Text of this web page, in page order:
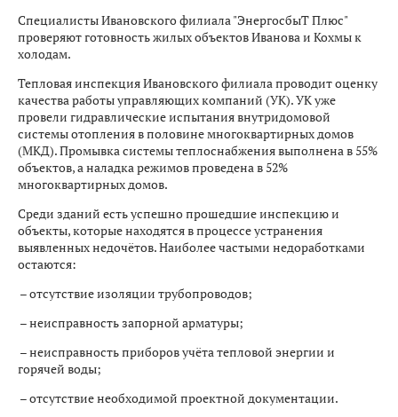
Специалисты Ивановского филиала "ЭнергосбыТ Плюс"
проверяют готовность жилых объектов Иванова и Кохмы к
холодам.
Тепловая инспекция Ивановского филиала проводит оценку
качества работы управляющих компаний (УК). УК уже
провели гидравлические испытания внутридомовой
системы отопления в половине многоквартирных домов
(МКД). Промывка системы теплоснабжения выполнена в 55%
объектов, а наладка режимов проведена в 52%
многоквартирных домов.
Среди зданий есть успешно прошедшие инспекцию и
объекты, которые находятся в процессе устранения
выявленных недочётов. Наиболее частыми недоработками
остаются:
– отсутствие изоляции трубопроводов;
– неисправность запорной арматуры;
– неисправность приборов учёта тепловой энергии и
горячей воды;
– отсутствие необходимой проектной документации.